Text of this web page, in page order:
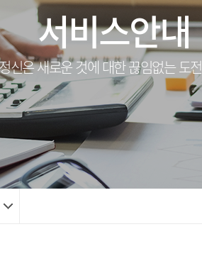
서비스안내
신은 새로운 것에 대한 끊임없는 도